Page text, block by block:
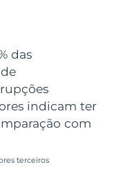
das
indicam ter
com
terceiros
prevista
prevista
prevista